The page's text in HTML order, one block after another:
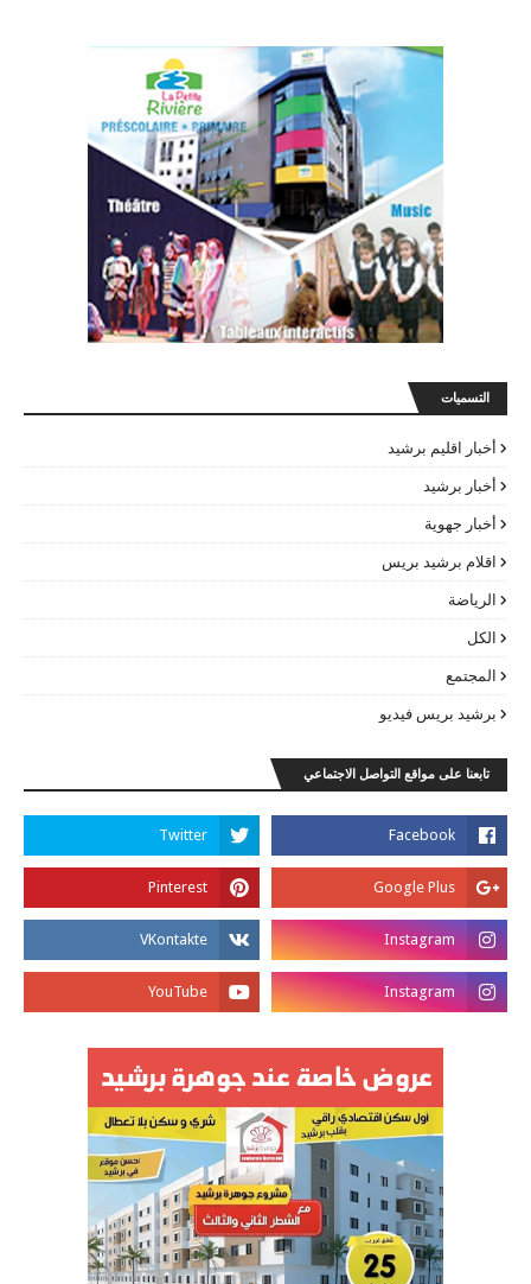
التسميات
أخبار اقليم برشيد
أخبار برشيد
أخبار جهوية
اقلام برشيد بريس
الرياضة
الكل
المجتمع
برشيد بريس فيديو
تابعنا على مواقع التواصل الاجتماعي